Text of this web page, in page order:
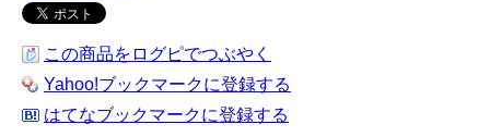
この商品をログピでつぶやく
Yahoo!ブックマークに登録する
はてなブックマークに登録する